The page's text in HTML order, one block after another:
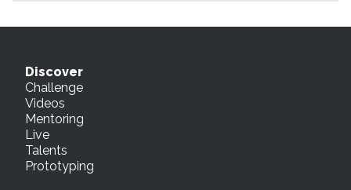
Discover
Challenge
Videos
Mentoring
Live
Talents
Prototyping